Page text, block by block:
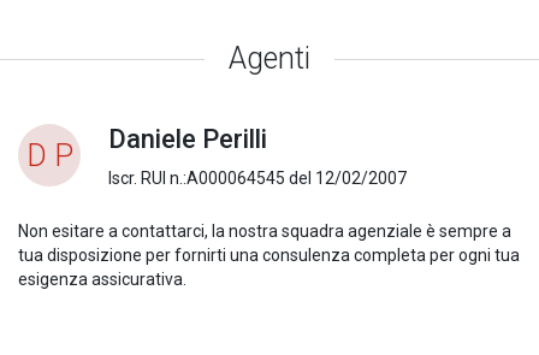
Agenti
D P Daniele Perilli
Iscr. RUI n.:A000064545 del 12/02/2007
Non esitare a contattarci, la nostra squadra agenziale è sempre a
tua disposizione per fornirti una consulenza completa per ogni tua
esigenza assicurativa.